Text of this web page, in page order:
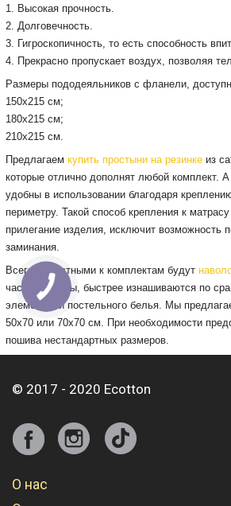
1. Высокая прочность.
2. Долговечность.
3. Гигроскопичность, то есть способность
4. Прекрасно пропускает воздух, позволяя
Размеры пододеяльников с фланели,
150х215 см;
180х215 см;
210х215 см.
Предлагаем купить простыни на резинкеиз
которые отлично дополнят любой комплект.
удобны в использовании благодаря
периметру. Такой способ крепления к
прилегание изделия, исключит возможность
заминания.
Всегда уместными к комплектам будут
частой замены, быстрее изнашиваются по
элементами постельного белья. Мы
50х70 или 70х70 см. При необходимости
пошива нестандартных размеров.
© 2017 - 2020 Ecotton
О нас